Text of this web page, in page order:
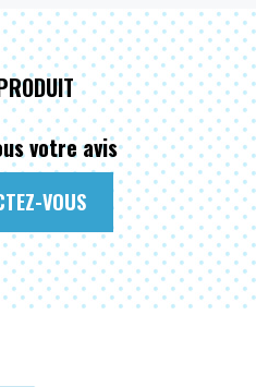
votre avis
VOUS